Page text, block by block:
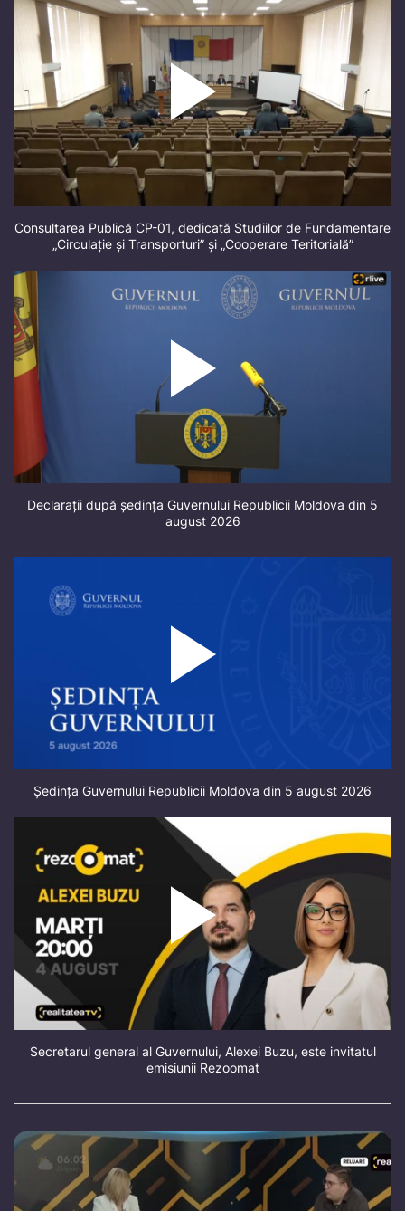
Consultarea Publică CP-01, dedicată Studiilor de Fundamentare
„Circulație și Transporturi” și „Cooperare Teritorială”
Declarații după ședința Guvernului Republicii Moldova din 5
august 2026
Ședința Guvernului Republicii Moldova din 5 august 2026
Secretarul general al Guvernului, Alexei Buzu, este invitatul
emisiunii Rezoomat